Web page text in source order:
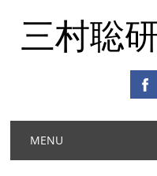
三村聡
Main menu
MENU